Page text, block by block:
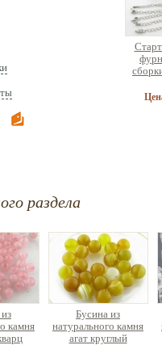
раздела
камня
Бусина из
натурального камня
агат круглый